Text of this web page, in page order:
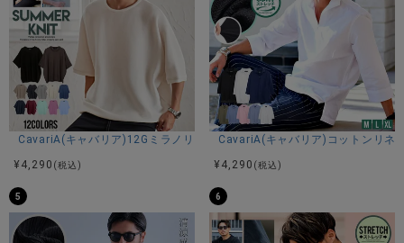
着るだけでこなれた雰囲気を演出する、存在感抜群のTシャツ
です。
■デザイン性のあるアクセント
フロントにはデザイン性の高い胸ポケットを配置。
さらにバックには英字プリントを施し、後ろ姿まで抜かりな
い仕上がりに。
■スタイリッシュな細身シルエット
した印象に。
カジュアルながらも洗練された着こなしを叶えます。
CavariA(キャバリア)12Gミラノリブクルーネックドルマンハーフスリー
¥ 4,290 (税込)
CavariA(キャバリア)コットンリネ
¥ 4,290 (税込)
5 6